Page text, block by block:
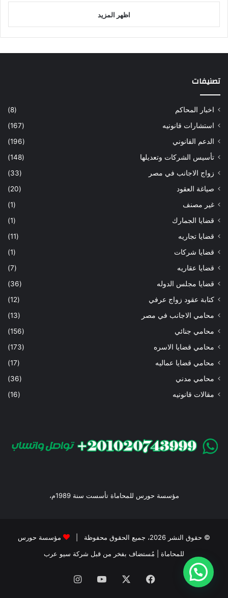
اظهر المزيد
تصنيفات
اخبار المحاكم
(8)
استشارات قانونيه
(167)
الدعم القانوني
(196)
تأسيس الشركات وتعديلها
(148)
زواج الاجانب في مصر
(33)
صياغة العقود
(20)
غير مصنف
(1)
قضايا الجمارك
(1)
قضايا تجاريه
(11)
قضايا شركات
(1)
قضايا عقاريه
(7)
قضايا مجلس الدوله
(36)
كتابة عقود زواج عرفي
(12)
محامي الاجانب في مصر
(13)
محامي جنائي
(156)
محامي قضايا الاسره
(173)
محامي قضايا عماليه
(17)
محامي مدني
(36)
مقالات قانونيه
(16)
مؤسسة حورس للمحاماة تأسست سنة 1989م،
© حقوق النشر 2026، جميع الحقوق محفوظة |
مؤسسة حورس
للمحاماة
| مُستضاف بفخر من قبل شركة سيو عرب
فيسبوك ‫YouTube